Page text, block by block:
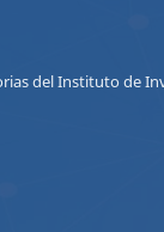
del Instituto de